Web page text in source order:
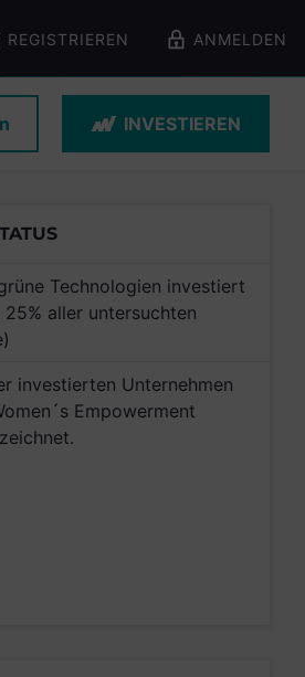
REGISTRIEREN ANMELDEN
INVESTIEREN
Technologien investiert
aller untersuchten
investierten Unternehmen
Empowerment